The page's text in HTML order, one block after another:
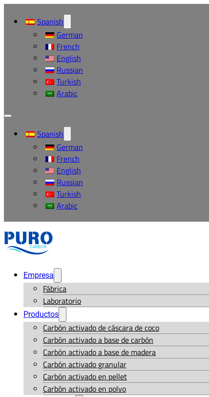
Spanish
German
French
English
Russian
Turkish
Arabic
Spanish
German
French
English
Russian
Turkish
Arabic
Empresa
Fábrica
Laboratorio
Productos
Carbón activado de cáscara de coco
Carbón activado a base de carbón
Carbón activado a base de madera
Carbón activado granular
Carbón activado en pellet
Carbón activado en polvo